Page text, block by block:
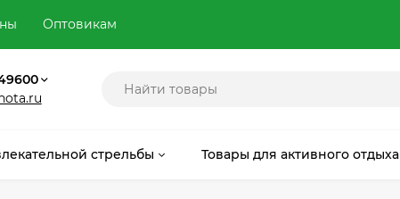
Оптовикам
стрельбы Товары для активного отдыха